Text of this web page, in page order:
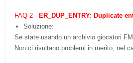
FAQ 2 - ER_DUP_ENTRY: Duplicate
Soluzione:
Se state usando un archivio giocatori
Non ci risultano problemi in merito, nel